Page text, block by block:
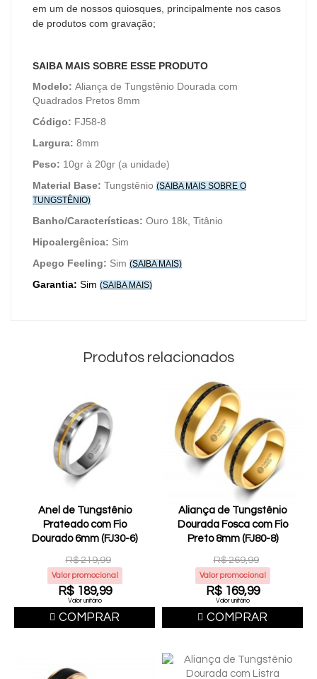
em um de nossos quiosques, principalmente nos casos
de produtos com gravação;
SAIBA MAIS SOBRE ESSE PRODUTO
Modelo: Aliança de Tungstênio Dourada com
Quadrados Pretos 8mm
Código: FJ58-8
Largura: 8mm
Peso: 10gr à 20gr (a unidade)
Material Base: Tungstênio (SAIBA MAIS SOBRE O
TUNGSTÊNIO)
Banho/Características: Ouro 18k, Titânio
Hipoalergênica: Sim
Apego Feeling: Sim (SAIBA MAIS)
Garantia: Sim (SAIBA MAIS)
Produtos relacionados
Anel de Tungstênio
Prateado com Fio
Dourado 6mm (FJ30-6)
R$ 219,99
Valor promocional
R$ 189,99
Valor unitário
COMPRAR
Aliança de Tungstênio
Dourada Fosca com Fio
Preto 8mm (FJ80-8)
R$ 269,99
Valor promocional
R$ 169,99
Valor unitário
COMPRAR